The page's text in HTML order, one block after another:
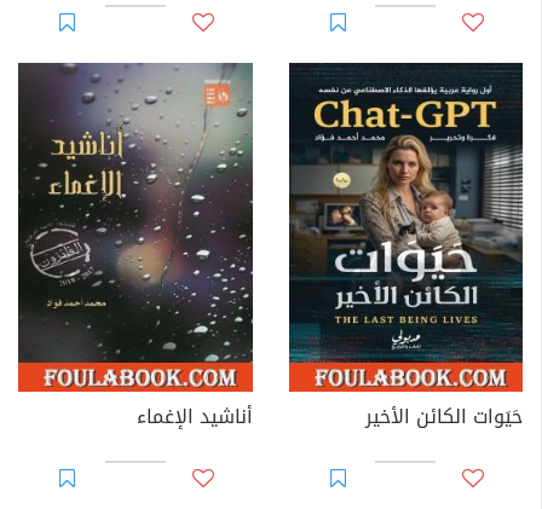
حَيَوات الكائن الأخير أناشيد الإغماء